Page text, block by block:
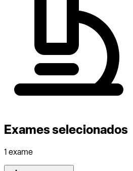
Exames selecionados
1 exame